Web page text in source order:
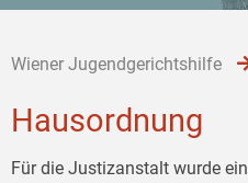
Wiener Jugendgerichtshilfe
Hausordnung
Für die Justizanstalt wurde